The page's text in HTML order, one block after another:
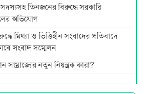
তিনজনের বিরুদ্ধে সরকারি
অভিযোগ
মিথ্যা ও ভিত্তিহীন সংবাদের প্রতিবাদে
সংবাদ সম্মেলন
সাম্রাজ্যের নতুন নিয়ন্ত্রক কারা?